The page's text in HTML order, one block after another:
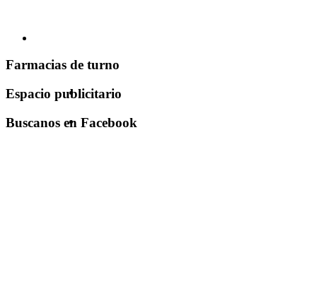
Farmacias de turno
Espacio publicitario
Buscanos en Facebook